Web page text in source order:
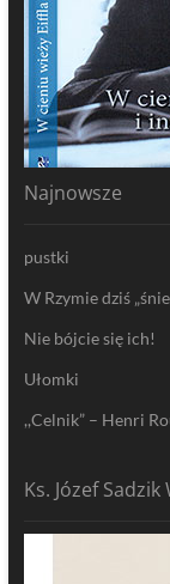
Najnowsze
pustki
W Rzymie dziś
Nie bójcie się ich!
Ułomki
,,Celnik” – Henri
Ks. Józef